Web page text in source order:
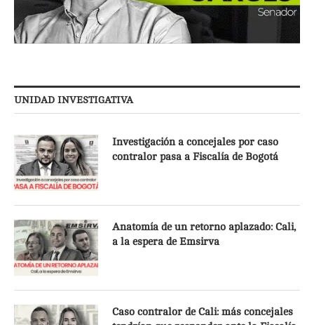
UNIDAD INVESTIGATIVA
Investigación a concejales por caso
contralor pasa a Fiscalía de Bogotá
Anatomía de un retorno aplazado: Cali,
a la espera de Emsirva
Caso contralor de Cali: más concejales